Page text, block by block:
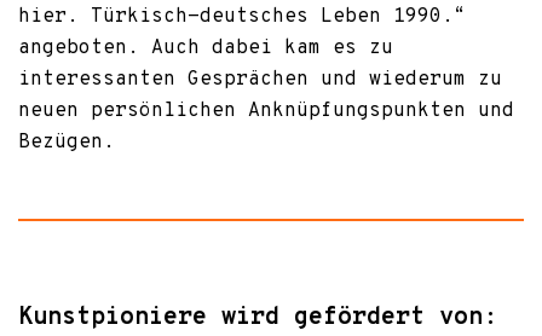
hier. Türkisch-deutsches Leben 1990.“
angeboten. Auch dabei kam es zu
interessanten Gesprächen und wiederum zu
neuen persönlichen Anknüpfungspunkten und
Bezügen.
Kunstpioniere wird gefördert von: